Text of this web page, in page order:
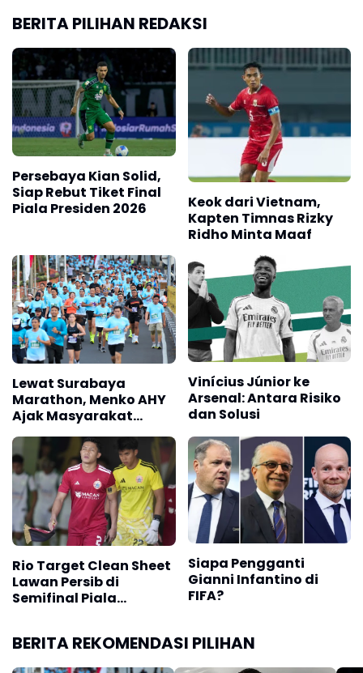
BERITA PILIHAN REDAKSI
Persebaya Kian Solid,
Siap Rebut Tiket Final
Piala Presiden 2026
Keok dari Vietnam,
Kapten Timnas Rizky
Ridho Minta Maaf
Lewat Surabaya
Marathon, Menko AHY
Ajak Masyarakat
Bangun Bangsa Sehat
dan Produktif
Vinícius Júnior ke
Arsenal: Antara Risiko
dan Solusi
Rio Target Clean Sheet
Lawan Persib di
Semifinal Piala
Siapa Pengganti
Gianni Infantino di
FIFA?
BERITA REKOMENDASI PILIHAN